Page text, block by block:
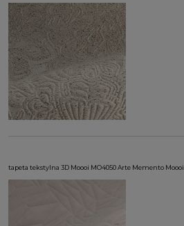
tapeta tekstylna 3D Moooi MO4050 Arte Memento Moooi